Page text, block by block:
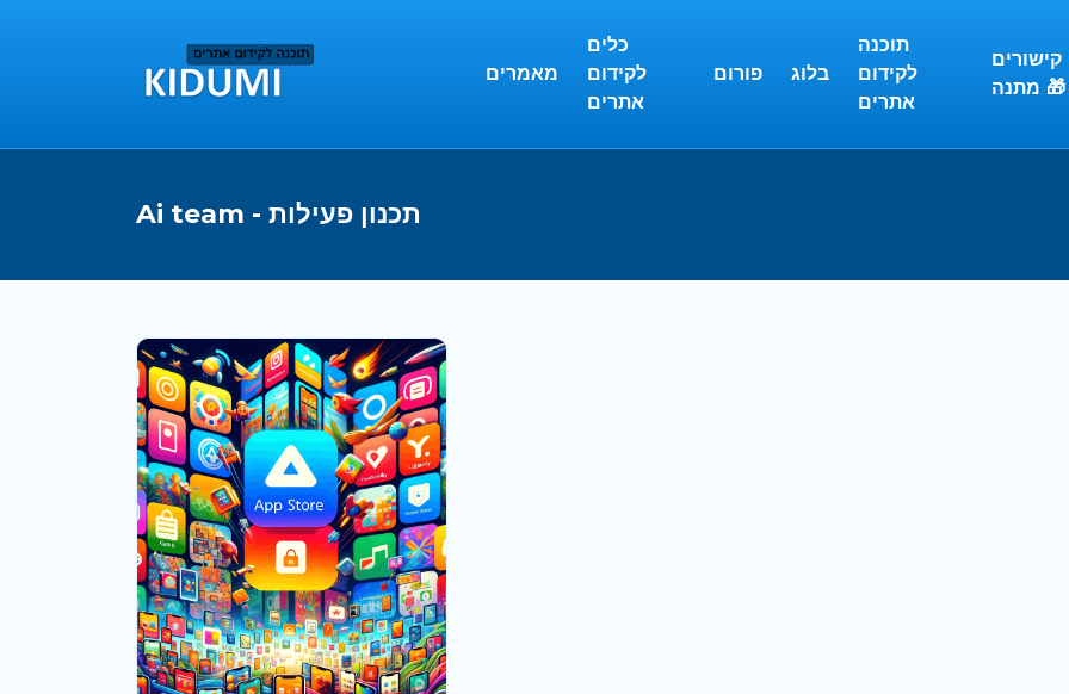
מאמרים
כלים
לקידום
אתרים
פורום בלוג
תוכנה
לקידום
אתרים
קישורים
מתנה 🎁
Ai team - תכנון פעילות